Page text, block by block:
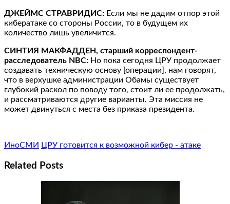
ДЖЕЙМС СТРАВРИДИС: Если мы не дадим отпор этой
кибератаке со стороны России, то в будущем их
количество лишь увеличится.
СИНТИЯ МАКФАДДЕН, старший корреспондент-
расследователь NBC: Но пока сегодня ЦРУ продолжает
создавать техническую основу [операции], нам говорят,
что в верхушке администрации Обамы существует
глубокий раскол по поводу того, стоит ли ее продолжать,
и рассматриваются другие варианты. Эта миссия не
может двинуться с места без приказа президента.
ИноСМИ ЦРУ готовится к возможной кибер - атаке
Related Posts